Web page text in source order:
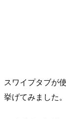
スワイプタブが
挙げてみました。